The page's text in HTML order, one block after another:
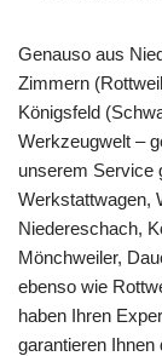
Genauso aus
Zimmern
Königsfeld
Werkzeugwelt –
unserem Service
Werkstattwagen,
Niedereschach,
Mönchweiler,
ebenso wie
haben Ihren
garantieren